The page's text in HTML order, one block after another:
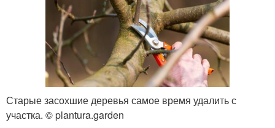
Старые засохшие деревья самое время удалить с
участка. © plantura.garden